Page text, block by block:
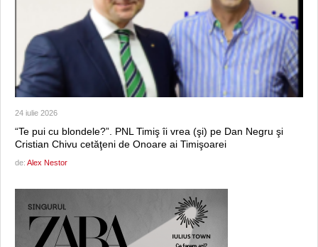
24 iulie 2026
“Te pui cu blondele?”. PNL Timiş îi vrea (şi) pe Dan Negru şi
Cristian Chivu cetăţeni de Onoare ai Timişoarei
de: Alex Nestor